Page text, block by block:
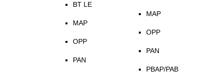
BT LE
MAP
OPP
PAN
MAP
OPP
PAN
PBAP/PAB